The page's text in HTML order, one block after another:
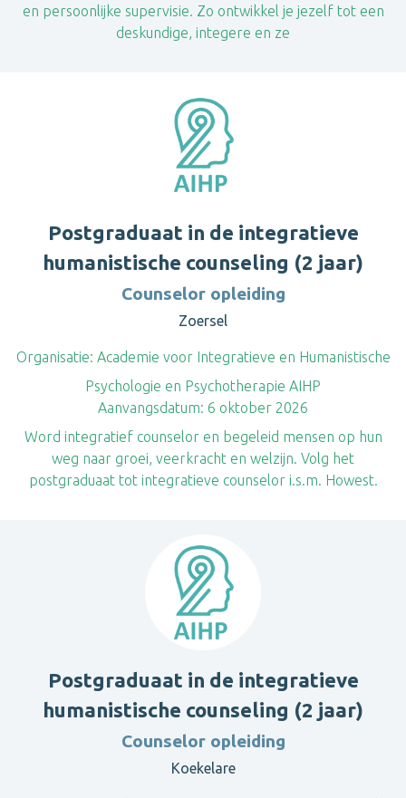
en persoonlijke supervisie. Zo ontwikkel je jezelf tot een
deskundige, integere en ze
Postgraduaat in de integratieve
humanistische counseling (2 jaar)
Counselor opleiding
Zoersel
Organisatie: Academie voor Integratieve en Humanistische
Psychologie en Psychotherapie AIHP
Aanvangsdatum: 6 oktober 2026
Word integratief counselor en begeleid mensen op hun
weg naar groei, veerkracht en welzijn. Volg het
postgraduaat tot integratieve counselor i.s.m. Howest.
Postgraduaat in de integratieve
humanistische counseling (2 jaar)
Counselor opleiding
Koekelare